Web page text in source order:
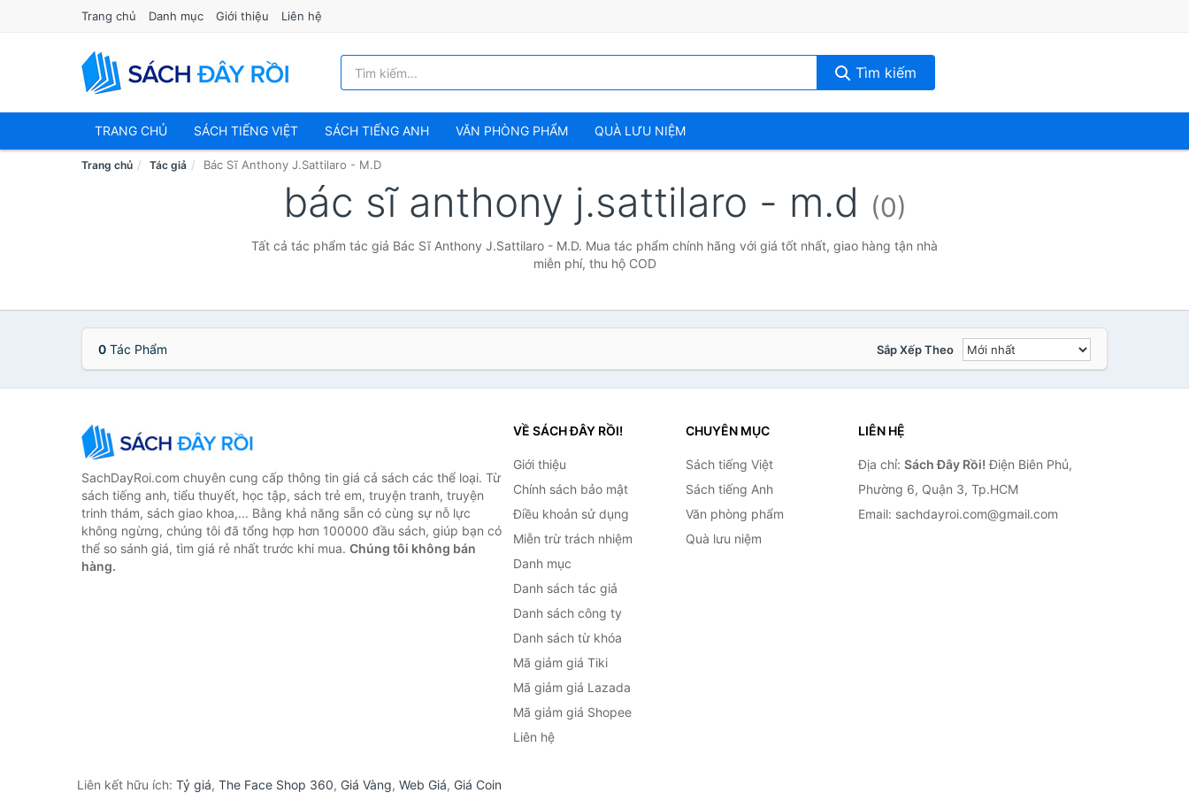
Trang chủ Danh mục Giới thiệu Liên hệ
Tìm kiếm
TRANG CHỦ SÁCH TIẾNG VIỆT SÁCH TIẾNG ANH VĂN PHÒNG PHẨM QUÀ LƯU NIỆM
Trang chủ Tác giả Bác Sĩ Anthony J.Sattilaro - M.D
bác sĩ anthony j.sattilaro - m.d (0)
Tất cả tác phẩm tác giả Bác Sĩ Anthony J.Sattilaro - M.D. Mua tác phẩm chính hãng với giá tốt nhất, giao hàng tận nhà
miễn phí, thu hộ COD
0 Tác Phẩm Sắp Xếp Theo
SachDayRoi.com chuyên cung cấp thông tin giá cả sách các thể loại. Từ
sách tiếng anh, tiểu thuyết, học tập, sách trẻ em, truyện tranh, truyện
trinh thám, sách giao khoa,... Bằng khả năng sẵn có cùng sự nỗ lực
không ngừng, chúng tôi đã tổng hợp hơn 100000 đầu sách, giúp bạn có
thể so sánh giá, tìm giá rẻ nhất trước khi mua. Chúng tôi không bán
hàng.
VỀ SÁCH ĐÂY RỒI!
Giới thiệu
Chính sách bảo mật
Điều khoản sử dụng
Miễn trừ trách nhiệm
Danh mục
Danh sách tác giả
Danh sách công ty
Danh sách từ khóa
Mã giảm giá Tiki
Mã giảm giá Lazada
Mã giảm giá Shopee
Liên hệ
CHUYÊN MỤC
Sách tiếng Việt
Sách tiếng Anh
Văn phòng phẩm
Quà lưu niệm
LIÊN HỆ
Địa chỉ: Sách Đây Rồi! Điện Biên Phủ,
Phường 6, Quận 3, Tp.HCM
Email: sachdayroi.com@gmail.com
Liên kết hữu ích: Tỷ giá, The Face Shop 360, Giá Vàng, Web Giá, Giá Coin